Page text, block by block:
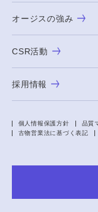
オージスの強み
CSR活動
採用情報
個人情報保護方針 品質
古物営業法に基づく表記